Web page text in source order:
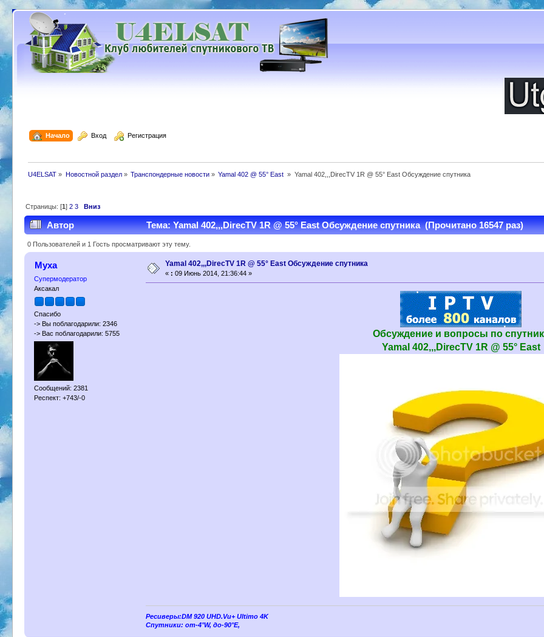
Начало Вход Регистрация
U4ELSAT » Новостной раздел» Транспондерные новости » Yamal 402 @ 55° East » Yamal 402,,,DirecTV 1R @ 55° East Oбсуждение спутника
Страницы: [1]2 3 Вниз
Автор Тема: Yamal 402,,,DirecTV 1R @ 55° East Oбсуждение спутника (Прочитано 16547 раз)
0 Пользователей и 1 Гость просматривают эту тему.
Муха
Супермодератор
Аксакал
Спасибо
-> Вы поблагодарили: 2346
-> Вас поблагодарили: 5755
Сообщений: 2381
Респект: +743/-0
Yamal 402,,,DirecTV 1R @ 55° East Oбсуждение спутника
« : 09 Июнь 2014, 21:36:44 »
Oбсуждение и вопросы по
Yamal 402,,,DirecTV 1R @ 55° East
Ресиверы:DM 920 UHD.Vu+ Ultimo 4K
Спутники: от-4°W, до-90°E,